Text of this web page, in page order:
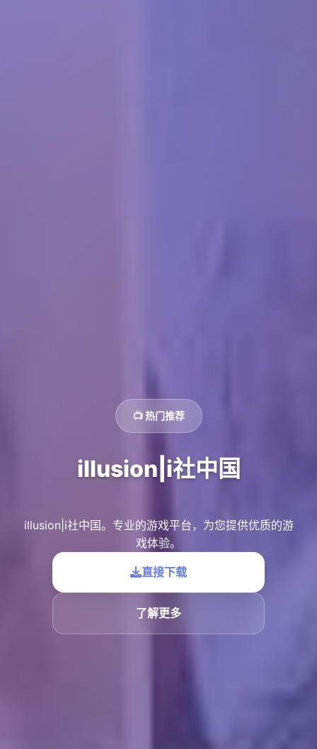
📺 热门推荐
illusion|i社中国
illusion|i社中国。专业的游戏平台，为您提供优质的游
戏体验。
直接下载
了解更多